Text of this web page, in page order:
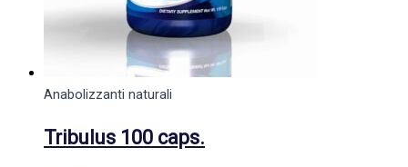
Anabolizzanti naturali
Tribulus 100 caps.